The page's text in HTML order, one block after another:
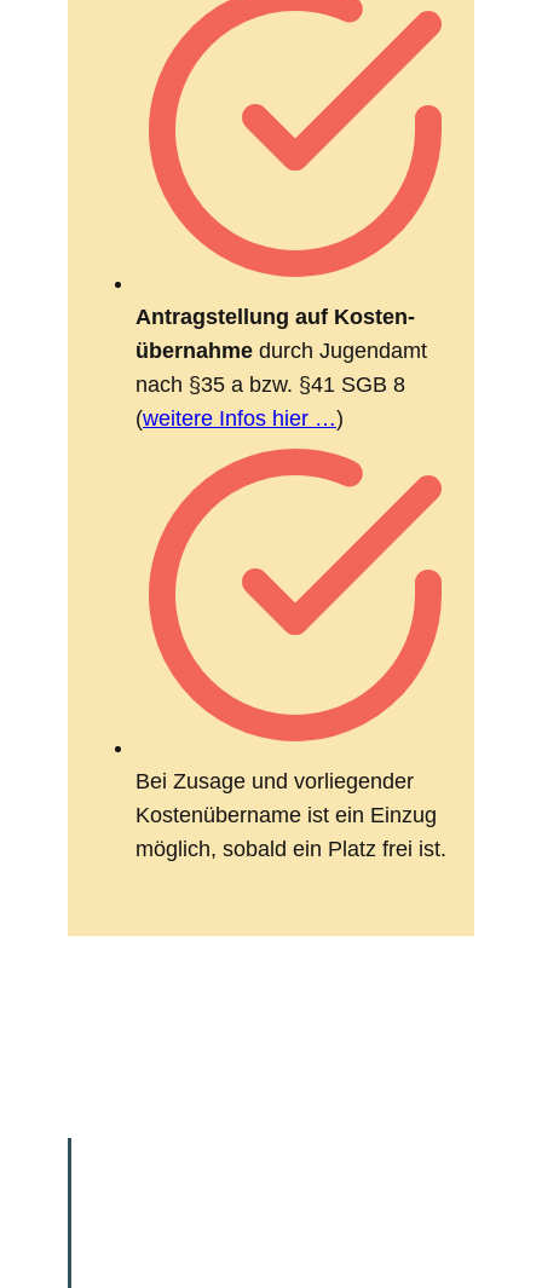
Antrag­stel­lung auf Kosten­
über­nahme durch Jugendamt
nach §35 a bzw. §41 SGB 8
(weitere Infos hier …)
Bei Zusage und vorlie­gender
Kosten­über­name ist ein Einzug
möglich, sobald ein Platz frei ist.